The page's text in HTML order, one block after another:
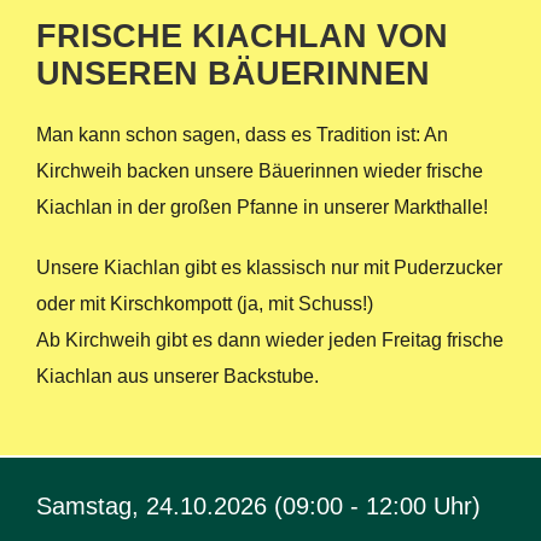
FRISCHE KIACHLAN VON
UNSEREN BÄUERINNEN
Man kann schon sagen, dass es Tradition ist: An
Kirchweih backen unsere Bäuerinnen wieder frische
Kiachlan in der großen Pfanne in unserer Markthalle!
Unsere Kiachlan gibt es klassisch nur mit Puderzucker
oder mit Kirschkompott (ja, mit Schuss!)
Ab Kirchweih gibt es dann wieder jeden Freitag frische
Kiachlan aus unserer Backstube.
Samstag, 24.10.2026 (09:00 - 12:00 Uhr)